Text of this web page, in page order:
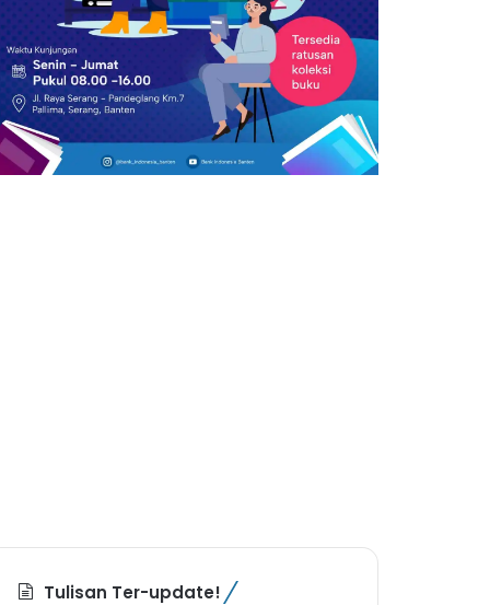
Tulisan Ter-update!